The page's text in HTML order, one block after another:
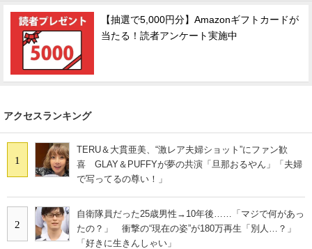
【抽選で5,000円分】Amazonギフトカードが
当たる！読者アンケート実施中
アクセスランキング
1
TERU＆大貫亜美、“激レア夫婦ショット”にファン歓
喜 GLAY＆PUFFYが夢の共演「旦那おるやん」「夫婦
で写ってるの尊い！」
2
自衛隊員だった25歳男性→10年後……「マジで何があっ
たの？」 衝撃の“現在の姿”が180万再生「別人…？」
「好きに生きんしゃい」